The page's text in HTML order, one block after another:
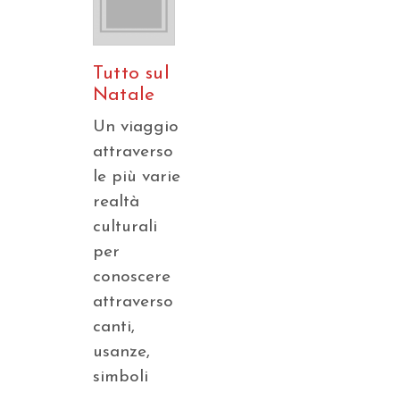
Tutto sul
Natale
Un viaggio
attraverso
le più varie
realtà
culturali
per
conoscere
attraverso
canti,
usanze,
simboli